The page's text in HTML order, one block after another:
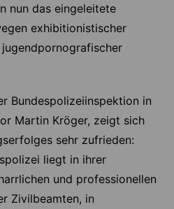
nun das eingeleitete
exhibitionistischer
Bundespolizeiinspektion in
Martin Kröger, zeigt sich
sehr zufrieden:
liegt in ihrer
und professionellen
Zivilbeamten, in